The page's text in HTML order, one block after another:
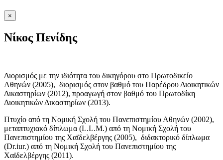
×
Νίκος Πενίδης
Διορισμός με την ιδιότητα του δικηγόρου στο Πρωτοδικείο
Αθηνών (2005), διορισμός στον βαθμό του Παρέδρου Διοικητικών
Δικαστηρίων (2012), προαγωγή στον βαθμό του Πρωτοδίκη
Διοικητικών Δικαστηρίων (2013).
Πτυχίο από τη Νομική Σχολή του Πανεπιστημίου Αθηνών (2002),
μεταπτυχιακό δίπλωμα (L.L.M.) από τη Νομική Σχολή του
Πανεπιστημίου της Χαϊδελβέργης (2005), διδακτορικό δίπλωμα
(Dr.iur.) από τη Νομική Σχολή του Πανεπιστημίου της
Χαϊδελβέργης (2011).